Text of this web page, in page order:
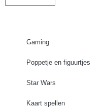
Gaming
Poppetje en figuurtjes
Star Wars
Kaart spellen